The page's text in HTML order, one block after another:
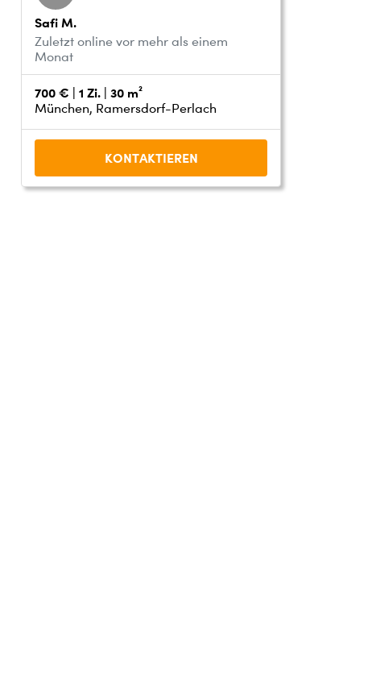
Safi M.
Zuletzt online vor mehr als einem
Monat
700 € | 1 Zi. | 30 m²
München, Ramersdorf-Perlach
KONTAKTIEREN